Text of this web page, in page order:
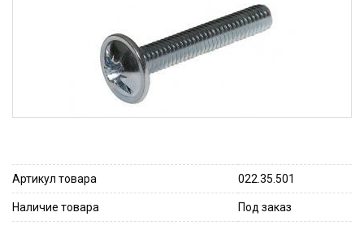
Артикул товара 022.35.501
Наличие товара Под заказ